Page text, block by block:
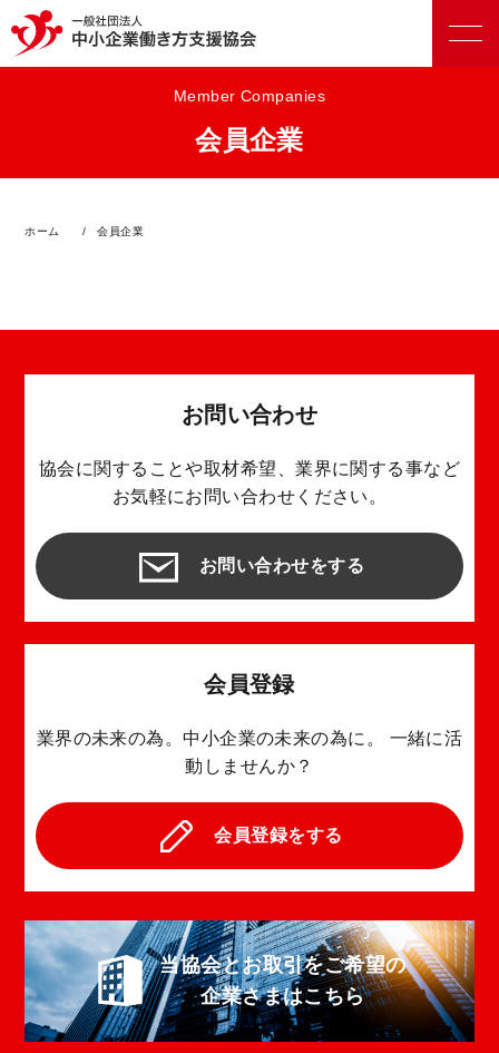
Member Companies
会員企業
ホーム 会員企業
お問い合わせ
協会に関することや取材希望、業界に関する事など
お気軽にお問い合わせください。
お問い合わせをする
会員登録
業界の未来の為。中小企業の未来の為に。
一緒に活
動しませんか？
会員登録をする
当協会とお取引をご希望の
企業さまはこちら